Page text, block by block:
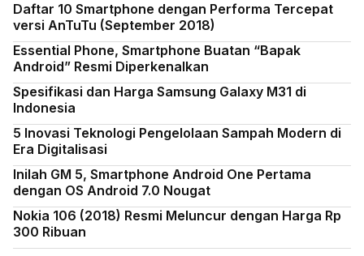
Daftar 10 Smartphone dengan Performa Tercepat
versi AnTuTu (September 2018)
Essential Phone, Smartphone Buatan “Bapak
Android” Resmi Diperkenalkan
Spesifikasi dan Harga Samsung Galaxy M31 di
Indonesia
5 Inovasi Teknologi Pengelolaan Sampah Modern di
Era Digitalisasi
Inilah GM 5, Smartphone Android One Pertama
dengan OS Android 7.0 Nougat
Nokia 106 (2018) Resmi Meluncur dengan Harga Rp
300 Ribuan